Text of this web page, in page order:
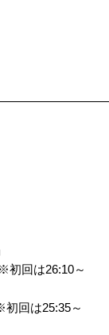
初回は26:10～
回は25:35～